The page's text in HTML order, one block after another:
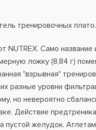
тренировочных плато.
Само название
ложку (8,84 г)
"взрывная"
разные уровни
но невероятно
Действие
пустой желудок.